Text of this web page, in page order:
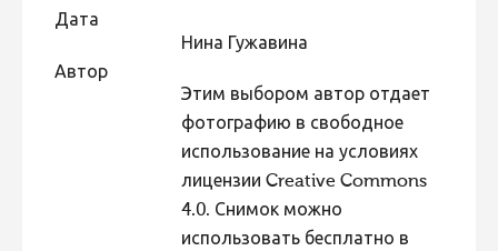
Фотоконкурс 2020
Видео 2020
Фотоконкурс 2019
Фотоконкурс 2018
Фотоконкурс 2017
Дата
Автор
Нина Гужавина
Этим выбором автор отдает
фотографию в свободное
использование на условиях
лицензии Creative Commons
4.0. Снимок можно
использовать бесплатно в